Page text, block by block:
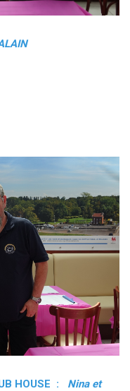
HOUSE :
Nina et